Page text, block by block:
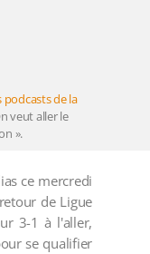
podcasts de la
veut aller le
».
ce mercredi
de Ligue
3-1 à l'aller,
se qualifier